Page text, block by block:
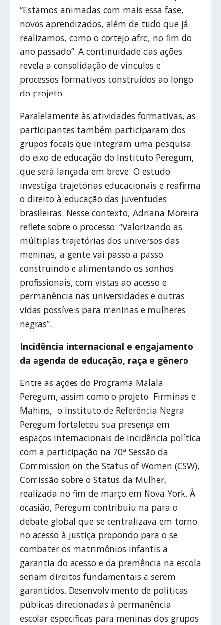
“Estamos animadas com mais essa fase,
novos aprendizados, além de tudo que já
realizamos, como o cortejo afro, no fim do
ano passado”. A continuidade das ações
revela a consolidação de vínculos e
processos formativos construídos ao longo
do projeto.
Paralelamente às atividades formativas, as
participantes também participaram dos
grupos focais que integram uma pesquisa
do eixo de educação do Instituto Peregum,
que será lançada em breve. O estudo
investiga trajetórias educacionais e reafirma
o direito à educação das juventudes
brasileiras. Nesse contexto, Adriana Moreira
reflete sobre o processo: “Valorizando as
múltiplas trajetórias dos universos das
meninas, a gente vai passo a passo
construindo e alimentando os sonhos
profissionais, com vistas ao acesso e
permanência nas universidades e outras
vidas possíveis para meninas e mulheres
negras”.
Incidência internacional e engajamento
da agenda de educação, raça e gênero
Entre as ações do Programa Malala
Peregum, assim como o projeto Firminas e
Mahins, o Instituto de Referência Negra
Peregum fortaleceu sua presença em
espaços internacionais de incidência política
com a participação na 70ª Sessão da
Commission on the Status of Women (CSW),
Comissão sobre o Status da Mulher,
realizada no fim de março em Nova York. À
ocasião, Peregum contribuiu na para o
debate global que se centralizava em torno
no acesso à justiça propondo para o se
combater os matrimônios infantis a
garantia do acesso e da premência na escola
seriam direitos fundamentais a serem
garantidos. Desenvolvimento de políticas
públicas direcionadas à permanência
escolar específicas para meninas dos grupos